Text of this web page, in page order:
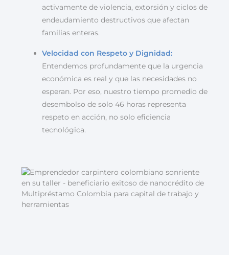
activamente de violencia, extorsión y ciclos de
endeudamiento destructivos que afectan
familias enteras.
Velocidad con Respeto y Dignidad:
Entendemos profundamente que la urgencia
económica es real y que las necesidades no
esperan. Por eso, nuestro tiempo promedio de
desembolso de solo 46 horas representa
respeto en acción, no solo eficiencia
tecnológica.